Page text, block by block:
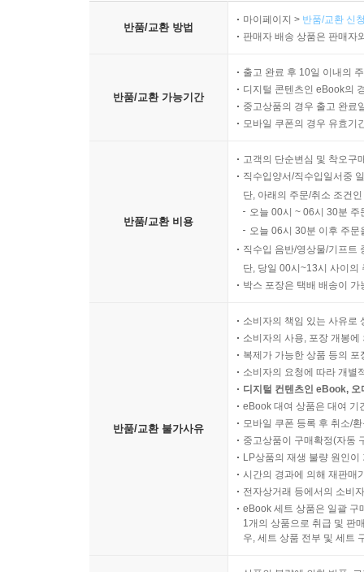
반품/교환 방법
마이페이지 > 반품/교환 신
판매자 배송 상품은 판매자
반품/교환 가능기간
출고 완료 후 10일 이내의
디지털 콘텐츠인 eBook의
중고상품의 경우 출고 완료
모바일 쿠폰의 경우 유효기
반품/교환 비용
고객의 단순변심 및 착오구
직수입양서/직수입일서중
단, 아래의 주문/취소 조건
오늘 00시 ~ 06시 30분
오늘 06시 30분 이후 주
직수입 음반/영상물/기프트
단, 당일 00시~13시 사이의
박스 포장은 택배 배송이
반품/교환 불가사유
소비자의 책임 있는 사유로
소비자의 사용, 포장 개봉
복제가 가능한 상품 등의
소비자의 요청에 따라 개별
디지털 컨텐츠인 eBook,
eBook 대여 상품은 대여 기
모바일 쿠폰 등록 후 취소/
중고상품이 구매확정(자동
LP상품의 재생 불량 원인
시간의 경과에 의해 재판매
전자상거래 등에서의 소비
eBook 세트 상품은 일괄 구
1개의 상품으로 취급 및 판
우, 세트 상품 전부 및 세트